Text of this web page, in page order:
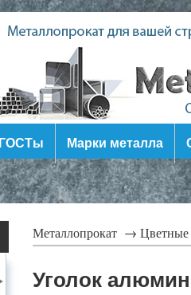
ГОСТы Марки металла
Металлопрокат →
Уголок